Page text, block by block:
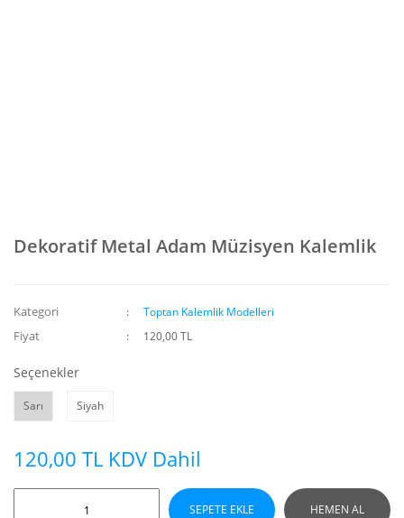
Dekoratif Metal Adam Müzisyen Kalemlik
Kategori Toptan Kalemlik Modelleri
Fiyat 120,00 TL
Seçenekler
Sarı Siyah
120,00 TL KDV Dahil
SEPETE EKLE HEMEN AL